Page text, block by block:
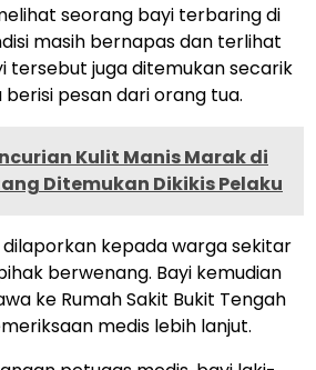
seorang bayi terbaring di
masih bernapas dan terlihat
tersebut juga ditemukan secarik
pesan dari orang tua.
Kulit Manis Marak di
Ditemukan Dikikis Pelaku
kepada warga sekitar
berwenang. Bayi kemudian
ke Rumah Sakit Bukit Tengah
medis lebih lanjut.